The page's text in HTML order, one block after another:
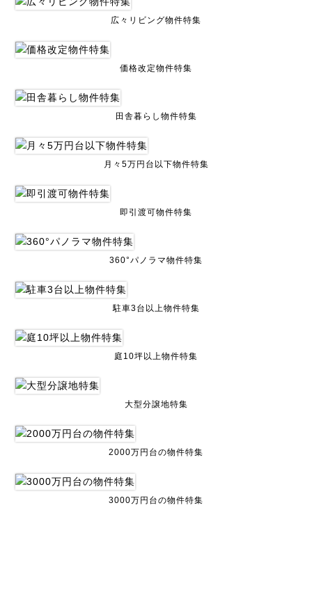
広々リビング物件特集
価格改定物件特集
田舎暮らし物件特集
月々5万円台以下物件特集
即引渡可物件特集
360°パノラマ物件特集
駐車3台以上物件特集
庭10坪以上物件特集
大型分譲地特集
2000万円台の物件特集
3000万円台の物件特集